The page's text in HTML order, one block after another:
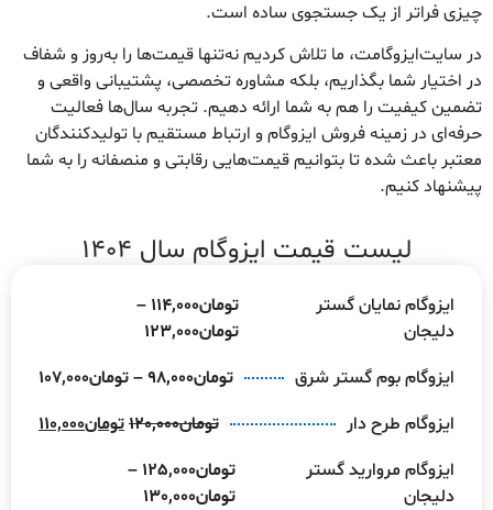
چیزی فراتر از یک جستجوی ساده است.
در سایت‌ایزوگامت، ما تلاش کردیم نه‌تنها قیمت‌ها را به‌روز و شفاف
در اختیار شما بگذاریم، بلکه مشاوره تخصصی، پشتیبانی واقعی و
تضمین کیفیت را هم به شما ارائه دهیم. تجربه سال‌ها فعالیت
حرفه‌ای در زمینه فروش ایزوگام و ارتباط مستقیم با تولیدکنندگان
معتبر باعث شده تا بتوانیم قیمت‌هایی رقابتی و منصفانه را به شما
پیشنهاد کنیم.
لیست قیمت ایزوگام سال 1404
ایزوگام نمایان گستر
دلیجان
تومان114,000
–
تومان123,000
ایزوگام بوم گستر شرق
تومان98,000
–تومان107,000
ایزوگام طرح دار
تومان120,000تومان110,000
ایزوگام مروارید گستر
دلیجان
تومان125,000
–
تومان130,000